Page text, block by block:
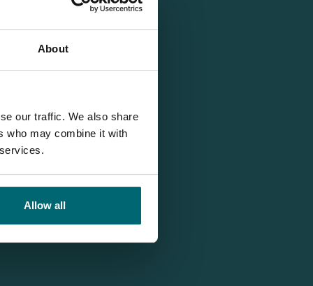
About
our traffic. We also share
who may combine it with
Allow all